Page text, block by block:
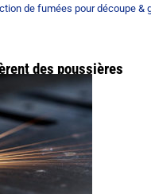
de fumées pour découpe &
des poussières